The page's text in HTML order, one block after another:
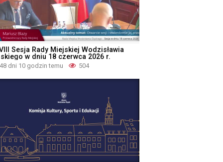
Sesja Rady Miejskiej Wodzisławia
w dniu 18 czerwca 2026 r.
48 dni 10 godzin temu 504